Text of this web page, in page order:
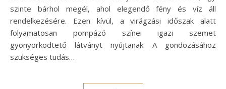
szinte bárhol megél, ahol elegendő fény és víz áll
rendelkezésére. Ezen kívül, a virágzási időszak alatt
folyamatosan pompázó színei igazi szemet
gyönyörködtető látványt nyújtanak. A gondozásához
szükséges tudás…